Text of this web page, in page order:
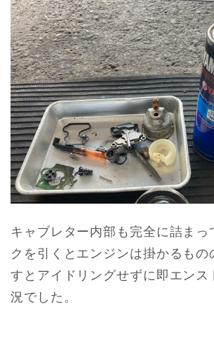
キャブレター内部も完全に詰まっ
クを引くとエンジンは掛かるもの
すとアイドリングせずに即エンス
況でした。